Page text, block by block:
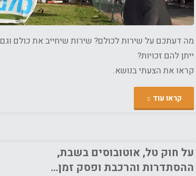
מה דעתכם על שירות לכולם? שירות שיחייב את כולם וגם
ייתן להם זכויות?
קראו את הצעתי בנושא.
קראו עוד
אולי
שירות
על חוק טל, אוטובוסים בשבת,
ההסתדרות והרכבת ופסק זמן…